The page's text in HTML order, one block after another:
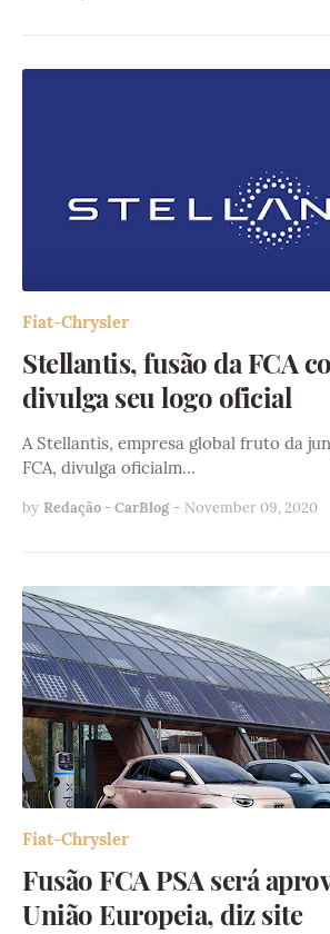
Fiat-Chrysler
Stellantis, fusão da FCA
divulga seu logo oficial
A Stellantis, empresa global fruto da
FCA, divulga oficialm…
by Redação - CarBlog - November 09, 2020
Fiat-Chrysler
Fusão FCA PSA será
União Europeia, diz site